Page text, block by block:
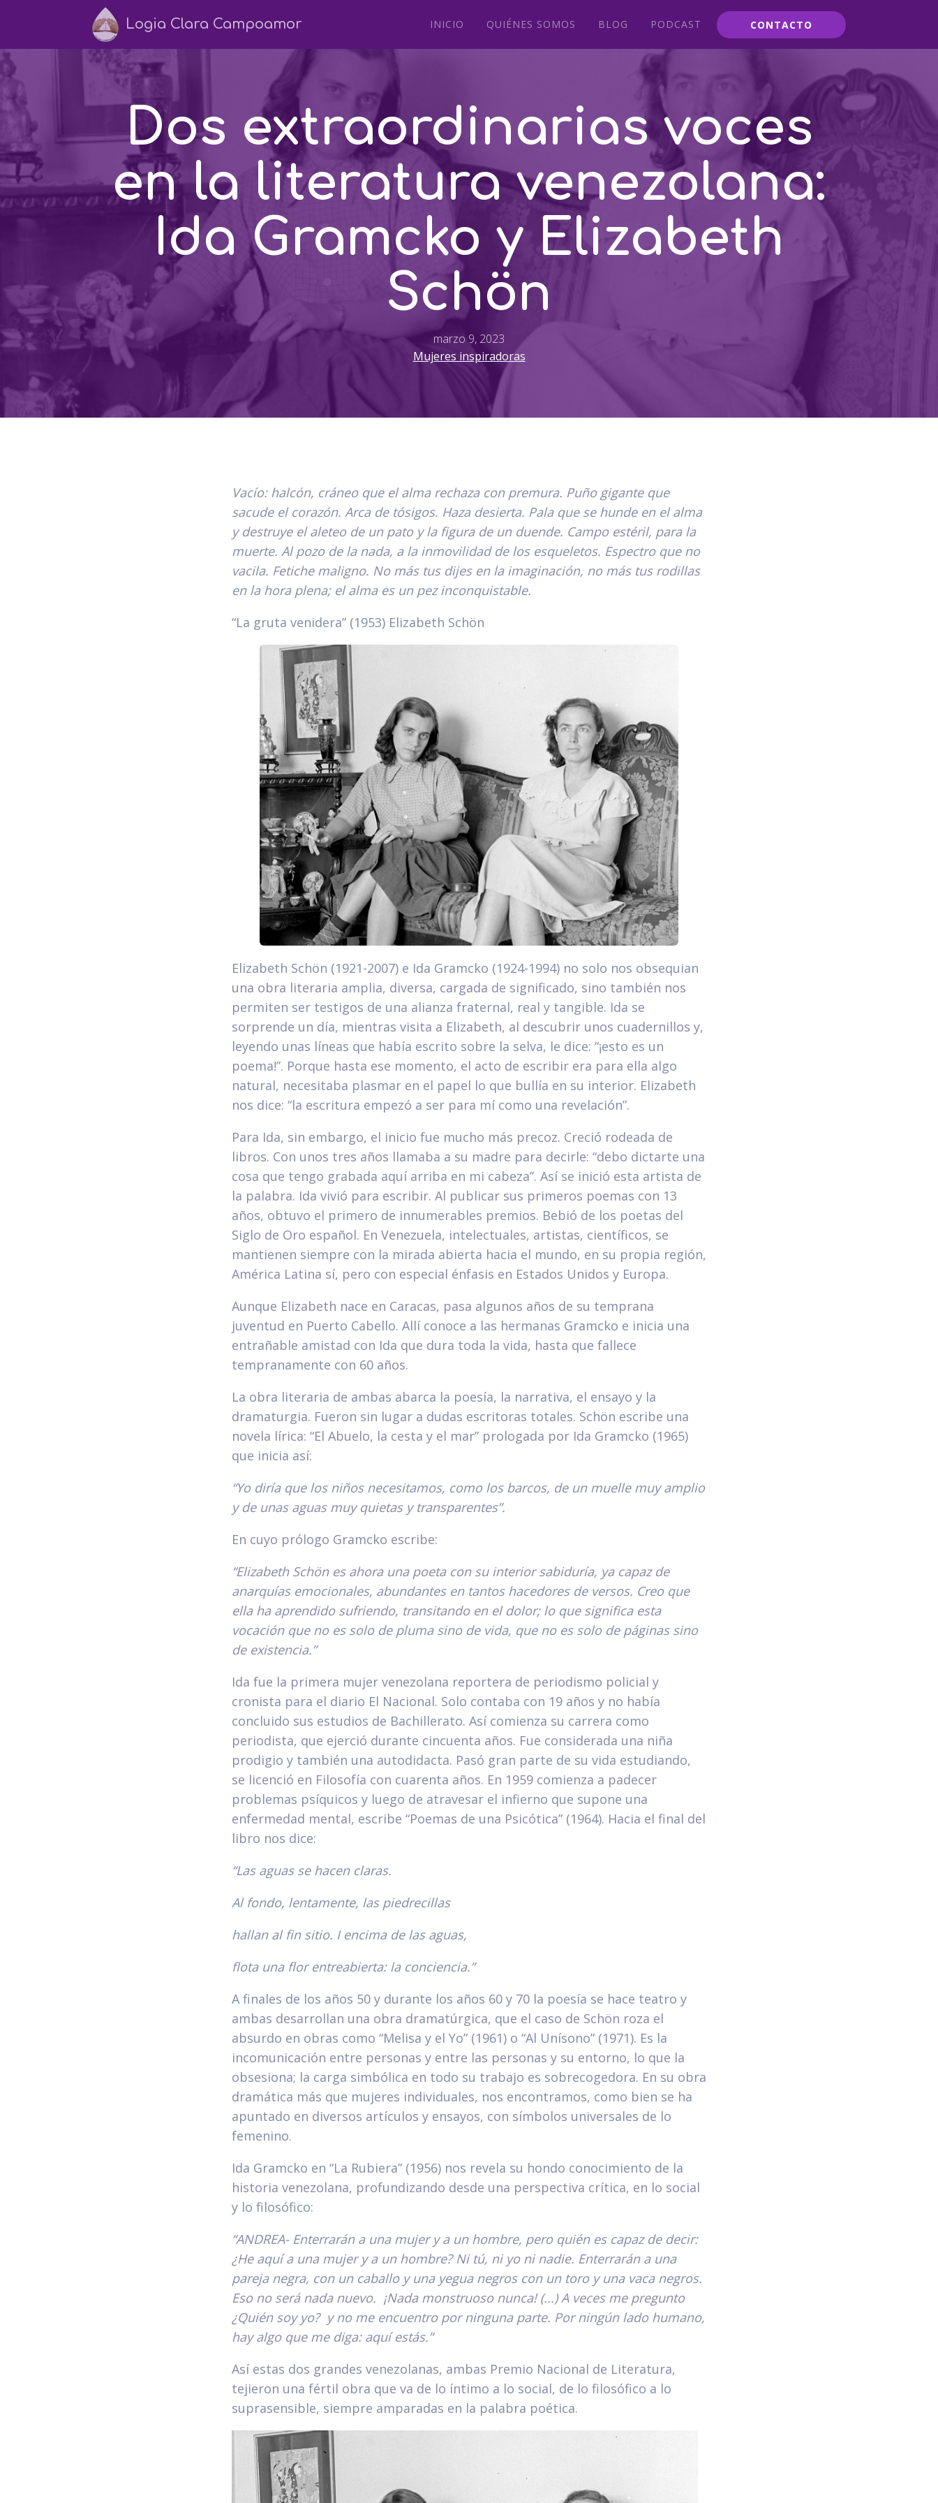
Logia Clara Campoamor INICIO QUIÉNES SOMOS BLOG PODCAST CONTACTO
Dos extraordinarias voces
en la literatura venezolana:
Ida Gramcko y Elizabeth
Schön
marzo 9, 2023
Mujeres inspiradoras
Vacío: halcón, cráneo que el alma rechaza con premura. Puño gigante que
sacude el corazón. Arca de tósigos. Haza desierta. Pala que se hunde en el alma
y destruye el aleteo de un pato y la figura de un duende. Campo estéril, para la
muerte. Al pozo de la nada, a la inmovilidad de los esqueletos. Espectro que no
vacila. Fetiche maligno. No más tus dijes en la imaginación, no más tus rodillas
en la hora plena; el alma es un pez inconquistable.
“La gruta venidera” (1953) Elizabeth Schön
Elizabeth Schön (1921-2007) e Ida Gramcko (1924-1994) no solo nos obsequian
una obra literaria amplia, diversa, cargada de significado, sino también nos
permiten ser testigos de una alianza fraternal, real y tangible. Ida se
sorprende un día, mientras visita a Elizabeth, al descubrir unos cuadernillos y,
leyendo unas líneas que había escrito sobre la selva, le dice: “¡esto es un
poema!”. Porque hasta ese momento, el acto de escribir era para ella algo
natural, necesitaba plasmar en el papel lo que bullía en su interior. Elizabeth
nos dice: “la escritura empezó a ser para mí como una revelación”.
Para Ida, sin embargo, el inicio fue mucho más precoz. Creció rodeada de
libros. Con unos tres años llamaba a su madre para decirle: “debo dictarte una
cosa que tengo grabada aquí arriba en mi cabeza”. Así se inició esta artista de
la palabra. Ida vivió para escribir. Al publicar sus primeros poemas con 13
años, obtuvo el primero de innumerables premios. Bebió de los poetas del
Siglo de Oro español. En Venezuela, intelectuales, artistas, científicos, se
mantienen siempre con la mirada abierta hacia el mundo, en su propia región,
América Latina sí, pero con especial énfasis en Estados Unidos y Europa.
Aunque Elizabeth nace en Caracas, pasa algunos años de su temprana
juventud en Puerto Cabello. Allí conoce a las hermanas Gramcko e inicia una
entrañable amistad con Ida que dura toda la vida, hasta que fallece
tempranamente con 60 años.
La obra literaria de ambas abarca la poesía, la narrativa, el ensayo y la
dramaturgia. Fueron sin lugar a dudas escritoras totales. Schön escribe una
novela lírica: “El Abuelo, la cesta y el mar” prologada por Ida Gramcko (1965)
que inicia así:
“Yo diría que los niños necesitamos, como los barcos, de un muelle muy amplio
y de unas aguas muy quietas y transparentes”.
En cuyo prólogo Gramcko escribe:
“Elizabeth Schön es ahora una poeta con su interior sabiduría, ya capaz de
anarquías emocionales, abundantes en tantos hacedores de versos. Creo que
ella ha aprendido sufriendo, transitando en el dolor; lo que significa esta
vocación que no es solo de pluma sino de vida, que no es solo de páginas sino
de existencia.”
Ida fue la primera mujer venezolana reportera de periodismo policial y
cronista para el diario El Nacional. Solo contaba con 19 años y no había
concluido sus estudios de Bachillerato. Así comienza su carrera como
periodista, que ejerció durante cincuenta años. Fue considerada una niña
prodigio y también una autodidacta. Pasó gran parte de su vida estudiando,
se licenció en Filosofía con cuarenta años. En 1959 comienza a padecer
problemas psíquicos y luego de atravesar el infierno que supone una
enfermedad mental, escribe “Poemas de una Psicótica” (1964). Hacia el final del
libro nos dice:
“Las aguas se hacen claras.
Al fondo, lentamente, las piedrecillas
hallan al fin sitio. I encima de las aguas,
flota una flor entreabierta: la conciencia.”
A finales de los años 50 y durante los años 60 y 70 la poesía se hace teatro y
ambas desarrollan una obra dramatúrgica, que el caso de Schön roza el
absurdo en obras como “Melisa y el Yo” (1961) o “Al Unísono” (1971). Es la
incomunicación entre personas y entre las personas y su entorno, lo que la
obsesiona; la carga simbólica en todo su trabajo es sobrecogedora. En su obra
dramática más que mujeres individuales, nos encontramos, como bien se ha
apuntado en diversos artículos y ensayos, con símbolos universales de lo
femenino.
Ida Gramcko en “La Rubiera” (1956) nos revela su hondo conocimiento de la
historia venezolana, profundizando desde una perspectiva crítica, en lo social
y lo filosófico:
“ANDREA- Enterrarán a una mujer y a un hombre, pero quién es capaz de decir:
¿He aquí a una mujer y a un hombre? Ni tú, ni yo ni nadie. Enterrarán a una
pareja negra, con un caballo y una yegua negros con un toro y una vaca negros.
Eso no será nada nuevo. ¡Nada monstruoso nunca! (...) A veces me pregunto
¿Quién soy yo? y no me encuentro por ninguna parte. Por ningún lado humano,
hay algo que me diga: aquí estás.”
Así estas dos grandes venezolanas, ambas Premio Nacional de Literatura,
tejieron una fértil obra que va de lo íntimo a lo social, de lo filosófico a lo
suprasensible, siempre amparadas en la palabra poética.